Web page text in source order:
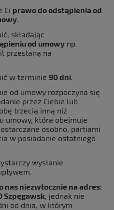
Ci prawo do odstąpienia od
.
składając
od umowy np.
przesłaną na
w terminie 90 dni.
od umowy rozpoczyna się
przez Ciebie lub
trzecią inną niż
umowy, która obejmuje
osobno, partiami
w posiadanie ostatniego
wysłanie
niezwłocznie na adres:
Szpęgawsk, jednak nie
od dnia, w którym